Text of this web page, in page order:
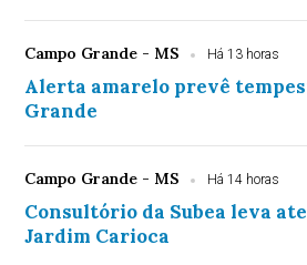
Campo Grande - MS Há 13 horas
Alerta amarelo prevê
Grande
Campo Grande - MS Há 14 horas
Consultório da Subea leva
Jardim Carioca